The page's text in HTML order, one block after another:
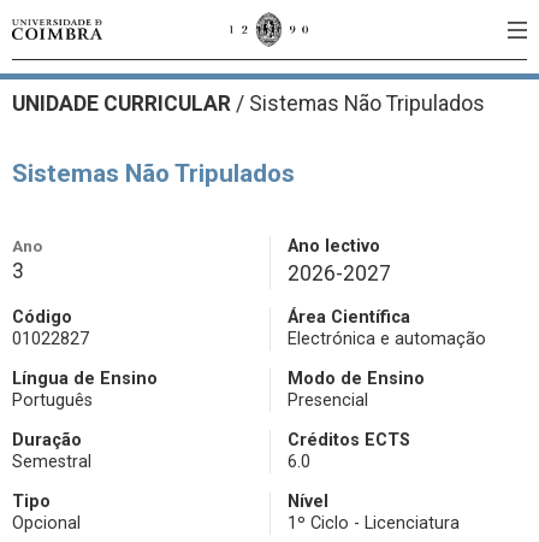
UNIDADE CURRICULAR / Sistemas Não Tripulados
Sistemas Não Tripulados
Ano
3
Ano lectivo
2026-2027
Código
01022827
Área Científica
Electrónica e automação
Língua de Ensino
Português
Modo de Ensino
Presencial
Duração
Semestral
Créditos ECTS
6.0
Tipo
Opcional
Nível
1º Ciclo - Licenciatura